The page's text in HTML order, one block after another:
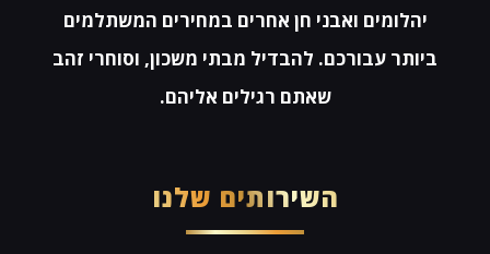
יהלומים ואבני חן אחרים במחירים המשתלמים
ביותר עבורכם. להבדיל מבתי משכון, וסוחרי זהב
שאתם רגילים אליהם.
השירותים שלנו